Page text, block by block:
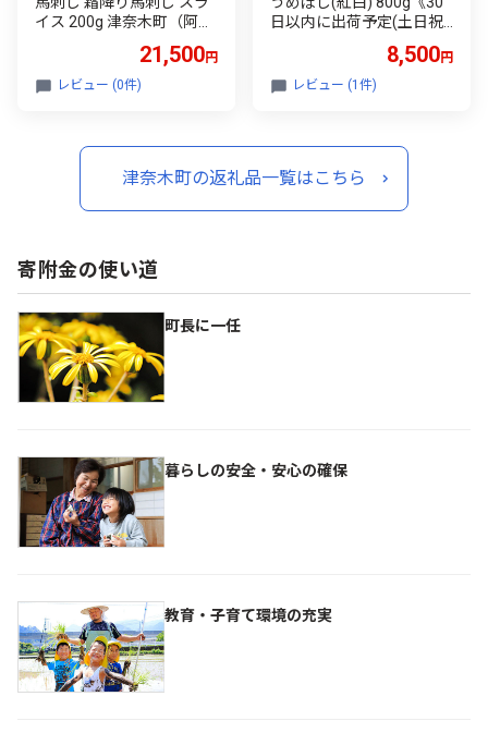
イス 200g 津奈木町（阿蘇
月末頃出荷》熊本県 葦北
郡 津奈木町 津奈木町（阿
21,500円
レビュー (0件)
日以内に出荷予定(土日祝
木町 梅 梅干し 天日干し み
のり農園
8,500円
レビュー (1件)
津奈木町の返礼品一覧はこちら
寄附金の使い道
町長に一任
暮らしの安全・安心の確保
教育・子育て環境の充実